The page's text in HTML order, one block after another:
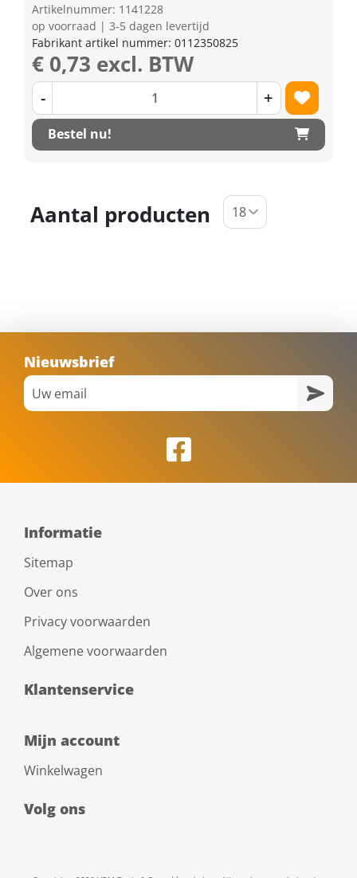
Artikelnummer: 1141228
op voorraad | 3-5 dagen levertijd
Fabrikant artikel nummer: 0112350825
€ 0,73 excl. BTW
- +
Bestel nu!
Aantal producten
Nieuwsbrief
Informatie
Sitemap
Over ons
Privacy voorwaarden
Algemene voorwaarden
Klantenservice
Mijn account
Winkelwagen
Volg ons